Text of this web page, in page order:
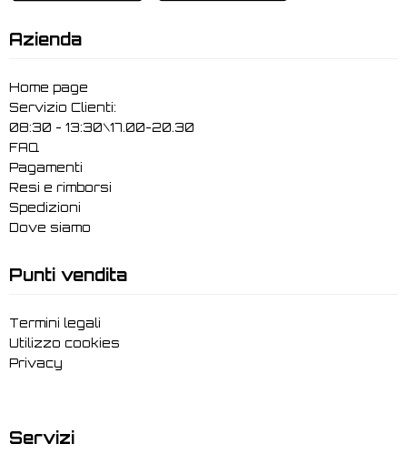
Azienda
Home page
Servizio Clienti:
08:30 - 13:30\17.00-20.30
FAQ
Pagamenti
Resi e rimborsi
Spedizioni
Dove siamo
Punti vendita
Termini legali
Utilizzo cookies
Privacy
Servizi